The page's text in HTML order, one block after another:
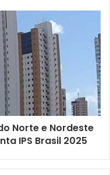
Norte e Nordeste
IPS Brasil 2025